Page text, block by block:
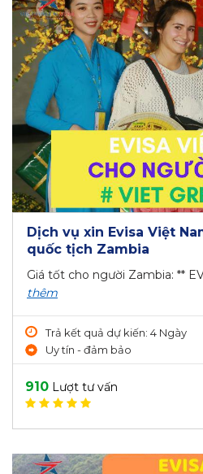
Dịch vụ xin Evisa Việt
quốc tịch Zambia
Giá tốt cho người Zambia: **
thêm
Trả kết quả dự kiến: 4 Ngày
Uy tín - đảm bảo
910 Lượt tư vấn